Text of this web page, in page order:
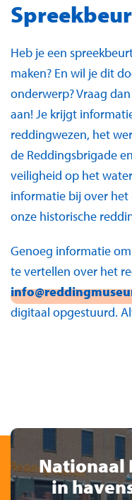
Heb je een
maken? En wil je dit
onderwerp? Vraag
aan! Je krijgt
reddingwezen, het
de Reddingsbrigade
veiligheid op het
informatie bij over
onze historische
Genoeg informatie
te vertellen over het
digitaal opgestuurd.
Nationaal
in